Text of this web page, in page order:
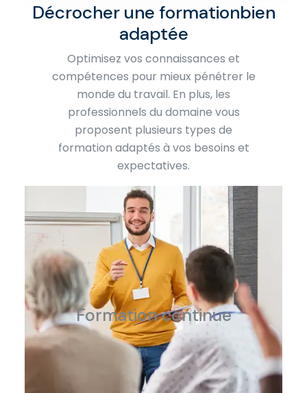
Décrocher une formationbien
adaptée
Optimisez vos connaissances et
compétences pour mieux pénétrer le
monde du travail. En plus, les
professionnels du domaine vous
proposent plusieurs types de
formation adaptés à vos besoins et
expectatives.
Formation continue